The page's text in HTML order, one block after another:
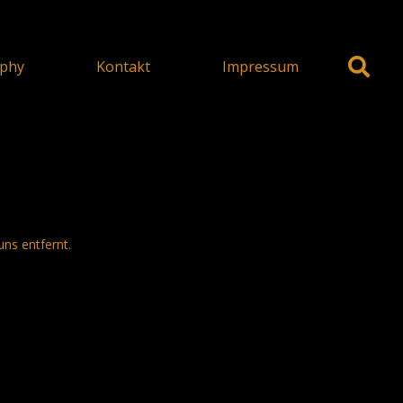
Kontakt Impressum
entfernt.